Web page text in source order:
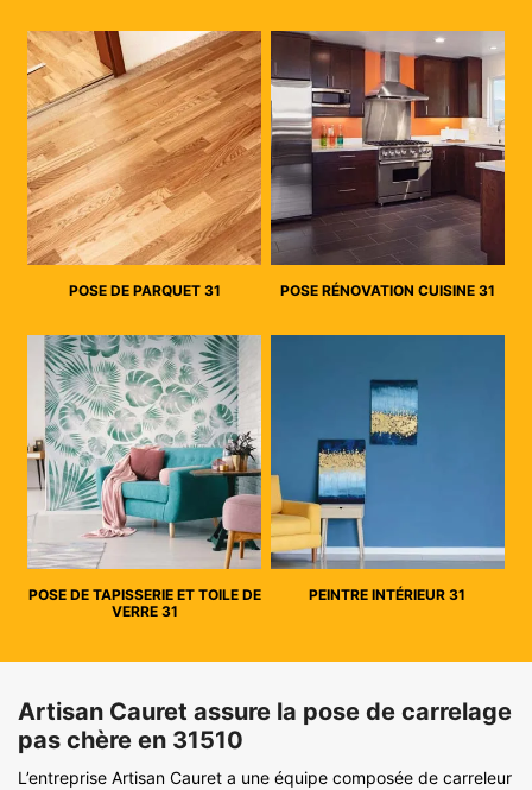
POSE DE PARQUET 31 POSE RÉNOVATION CUISINE 31
POSE DE TAPISSERIE ET TOILE DE
VERRE 31
PEINTRE INTÉRIEUR 31
Artisan Cauret assure la pose de carrelage
pas chère en 31510
L’entreprise Artisan Cauret a une équipe composée de carreleur